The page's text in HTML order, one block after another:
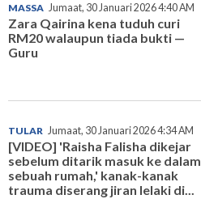
MASSA Jumaat, 30 Januari 2026 4:40 AM
Zara Qairina kena tuduh curi
RM20 walaupun tiada bukti —
Guru
TULAR Jumaat, 30 Januari 2026 4:34 AM
[VIDEO] 'Raisha Falisha dikejar
sebelum ditarik masuk ke dalam
sebuah rumah,' kanak-kanak
trauma diserang jiran lelaki di...